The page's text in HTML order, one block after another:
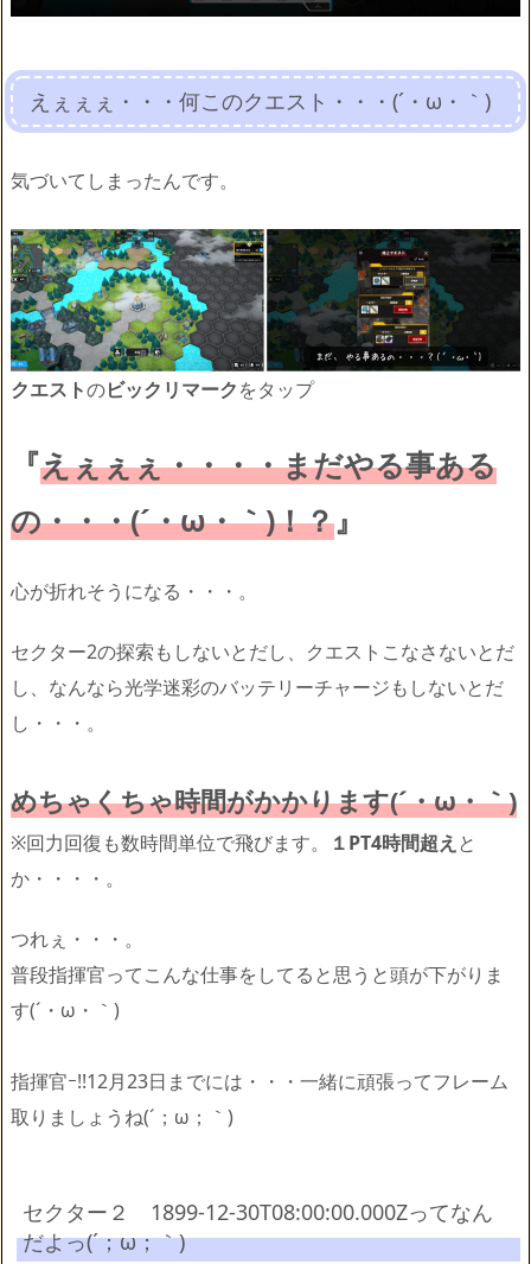
えぇぇぇ・・・何このクエスト・・・(´・ω・｀)
気づいてしまったんです。
クエストのビックリマークをタップ
『えぇぇぇ・・・・まだやる事ある
の・・・(´・ω・｀)！？』
心が折れそうになる・・・。
セクター2の探索もしないとだし、クエストこなさないとだ
し、なんなら光学迷彩のバッテリーチャージもしないとだ
し・・・。
めちゃくちゃ時間がかかります(´・ω・｀)
※回力回復も数時間単位で飛びます。 １PT4時間超え と
か・・・・。
つれぇ・・・。
普段指揮官ってこんな仕事をしてると思うと頭が下がりま
す(´・ω・｀)
指揮官ｰ!!12月23日までには・・・一緒に頑張ってフレーム
取りましょうね(´；ω；｀)
セクター２ 1899-12-30T08:00:00.000Zってなん
だよっ(´；ω；｀)